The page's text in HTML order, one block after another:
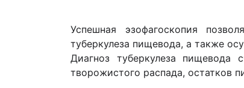
Успешная эзофагоскопия
туберкулеза пищевода, а также
Диагноз туберкулеза пищевода
творожистого распада, остатков